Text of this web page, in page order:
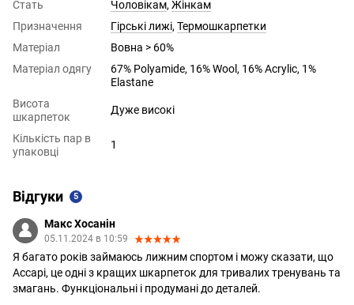
Стать Чоловікам,Жінкам
Призначення
Гірські лижі,Термошкарпетки
Матеріал
Вовна > 60%
Матеріал одягу
67% Polyamide, 16% Wool, 16% Acrylic, 1%
Elastane
Висота
шкарпеток
Дуже високі
Кількість пар в
упаковці
1
Відгуки 5
Макс Хосанін
05.11.2024 в 10:59
Я багато років займаюсь лижним спортом і можу сказати, що
Accapi, це одні з кращих шкарпеток для тривалих тренувань та
змагань. Функціональні і продумані до деталей.